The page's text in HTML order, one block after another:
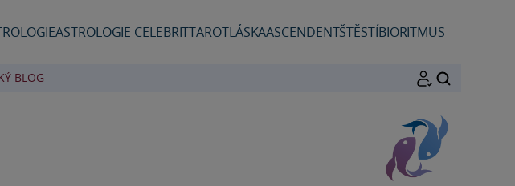
ASTROLOGIE CELEBRITTAROTLÁSKAASCENDENTŠTĚSTÍBIORITMUS
BLOG